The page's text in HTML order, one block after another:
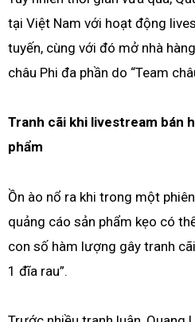
tại Việt Nam với hoạt động
tuyến, cùng với đó mở nhà
châu Phi đa phần do “Team
Tranh cãi khi livestream bán
phẩm
Ồn ào nổ ra khi trong một
quảng cáo sản phẩm kẹo có
con số hàm lượng gây tranh
1 đĩa rau”.